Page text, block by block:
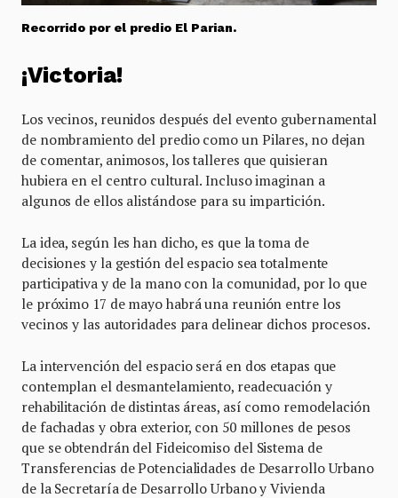
Recorrido por el predio El Parian.
¡Victoria!
Los vecinos, reunidos después del evento gubernamental
de nombramiento del predio como un Pilares, no dejan
de comentar, animosos, los talleres que quisieran
hubiera en el centro cultural. Incluso imaginan a
algunos de ellos alistándose para su impartición.
La idea, según les han dicho, es que la toma de
decisiones y la gestión del espacio sea totalmente
participativa y de la mano con la comunidad, por lo que
le próximo 17 de mayo habrá una reunión entre los
vecinos y las autoridades para delinear dichos procesos.
La intervención del espacio será en dos etapas que
contemplan el desmantelamiento, readecuación y
rehabilitación de distintas áreas, así como remodelación
de fachadas y obra exterior, con 50 millones de pesos
que se obtendrán del Fideicomiso del Sistema de
Transferencias de Potencialidades de Desarrollo Urbano
de la Secretaría de Desarrollo Urbano y Vivienda